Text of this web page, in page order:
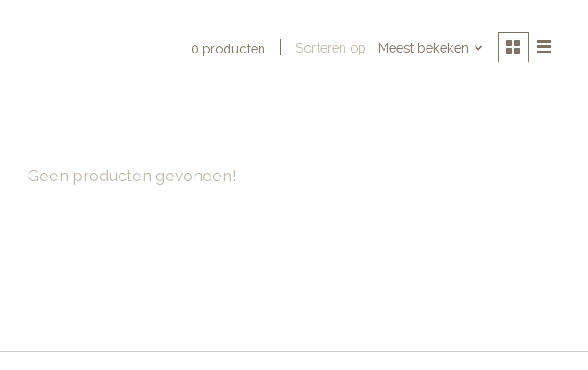
0 producten Sorteren op Meest bekeken
Geen producten gevonden!